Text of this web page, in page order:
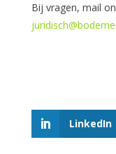
Bij vragen, mail
LinkedIn